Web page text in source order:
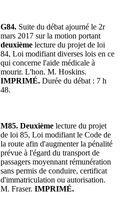
G84. Suite du débat ajourné le 2r
mars 2017 sur la motion portant
deuxième lecture du projet de loi
84, Loi modifiant diverses lois en ce
qui concerne l'aide médicale à
mourir. L'hon. M. Hoskins.
IMPRIMÉ. Durée du débat : 7 h
48.
M85. Deuxième lecture du projet
de loi 85, Loi modifiant le Code de
la route afin d'augmenter la pénalité
prévue à l'égard du transport de
passagers moyennant rémunération
sans permis de conduire, certificat
d'immatriculation ou autorisation.
M. Fraser. IMPRIMÉ.